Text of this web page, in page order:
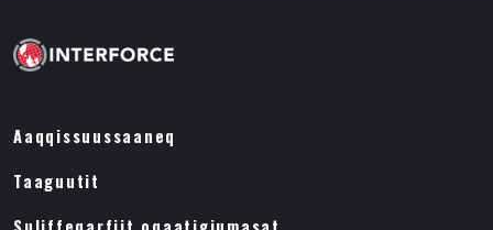
Aaqqissuussaaneq
Taaguutit